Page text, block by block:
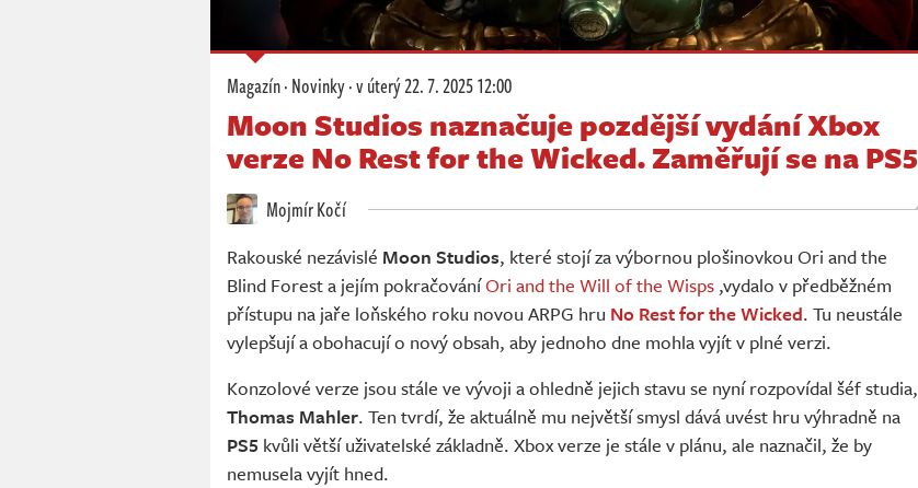
Magazín·Novinky·v úterý22. 7. 2025 12:00
Moon Studios naznačuje pozdější vydání Xbox
verze No Rest for the Wicked. Zaměřují se na PS5
Mojmír Kočí
Rakouské nezávislé Moon Studios, které stojí za výbornou plošinovkou Ori and the
Blind Forest a jejím pokračováníOri and the Will of the Wisps ,vydalo v předběžném
přístupu na jaře loňského roku novou ARPG hru No Rest for the Wicked. Tu neustále
vylepšují a obohacují o nový obsah, aby jednoho dne mohla vyjít v plné verzi.
Konzolové verze jsou stále ve vývoji a ohledně jejich stavu se nyní rozpovídal šéf studia,
Thomas Mahler. Ten tvrdí, že aktuálně mu největší smysl dává uvést hru výhradně na
PS5 kvůli větší uživatelské základně. Xbox verze je stále v plánu, ale naznačil, že by
nemusela vyjít hned.